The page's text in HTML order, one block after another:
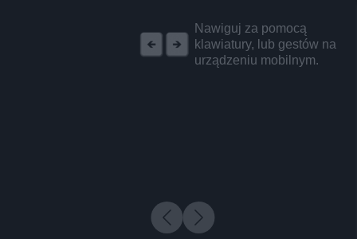
Nawiguj za pomocą
klawiatury, lub gestów na
urządzeniu mobilnym.